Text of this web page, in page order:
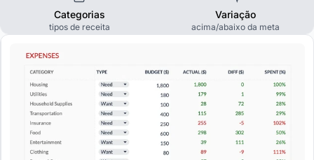
Categorias
tipos de receita
Variação
acima/abaixo da meta